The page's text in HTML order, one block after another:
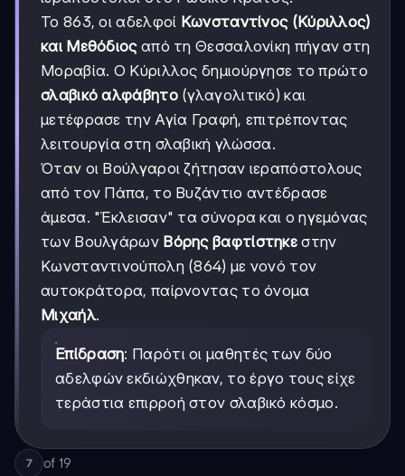
Το 863, οι αδελφοί Κωνσταντίνος (Κύριλλος)
και Μεθόδιοςαπό τη Θεσσαλονίκη πήγαν στη
Μοραβία. Ο Κύριλλος δημιούργησε το πρώτο
σλαβικό αλφάβητο(γλαγολιτικό) και
μετέφρασε την Αγία Γραφή, επιτρέποντας
λειτουργία στη σλαβική γλώσσα.
Όταν οι Βούλγαροι ζήτησαν ιεραπόστολους
από τον Πάπα, το Βυζάντιο αντέδρασε
άμεσα. "Έκλεισαν" τα σύνορα και ο ηγεμόνας
των Βουλγάρων Βόρης βαφτίστηκε στην
Κωνσταντινούπολη (864) με νονό τον
αυτοκράτορα, παίρνοντας το όνομα
Μιχαήλ.
Επίδραση: Παρότι οι μαθητές των δύο
αδελφών εκδιώχθηκαν, το έργο τους είχε
τεράστια επιρροή στον σλαβικό κόσμο.
7 of 19